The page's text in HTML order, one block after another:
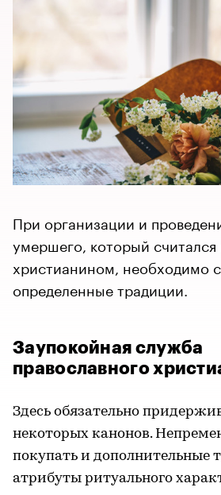
При организации и
умершего, который
христианином, необходимо
определенные традиции.
Заупокойная служба
православного
Здесь обязательно
некоторых канонов.
покупать и дополнительные
атрибуты ритуального